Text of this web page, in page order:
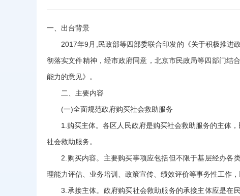
一、出台背景
2017年9月,民政部等四部委联合印发的《关于积极推进
彻落实文件精神，经市政府同意，北京市民政局等四部门结
能力的意见》。
二、主要内容
(一)全面规范政府购买社会救助服务
1.购买主体。各区人民政府是购买社会救助服务的主体，
社会救助服务。
2.购买内容。主要购买事项应包括但不限于基层经办各类
理能力评估、业务培训、政策宣传、绩效评价等事务性工作
3.承接主体。政府购买社会救助服务的承接主体应是在